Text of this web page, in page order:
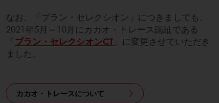
なお、「ブラン・セレクシオン」につきましても、
2021年5月～10月にカカオ・トレース認証である
ブラン・セレクシオンCT 」に変更させていただき
ました。
カカオ・トレースについて